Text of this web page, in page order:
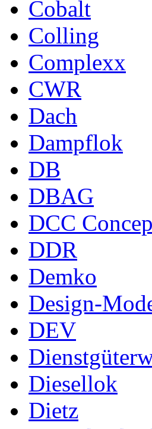
Cobalt
Colling
Complexx
CWR
Dach
Dampflok
DB
DBAG
DCC
DDR
Demko
Design-
DEV
Diesellok
Dietz